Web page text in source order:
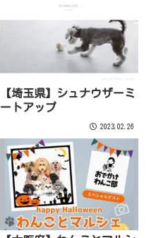
【埼玉県】シュナウザーミ
ートアップ
2023.02.26